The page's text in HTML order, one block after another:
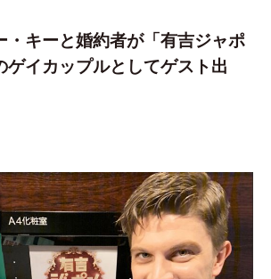
・キーと婚約者が「有吉ジャポ
ゲイカップルとしてゲスト出